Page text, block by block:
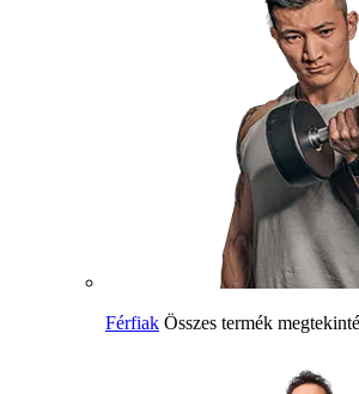
Férfiak Összes termék